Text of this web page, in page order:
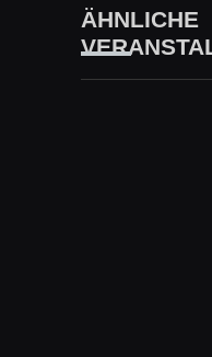
ÄHNLICHE